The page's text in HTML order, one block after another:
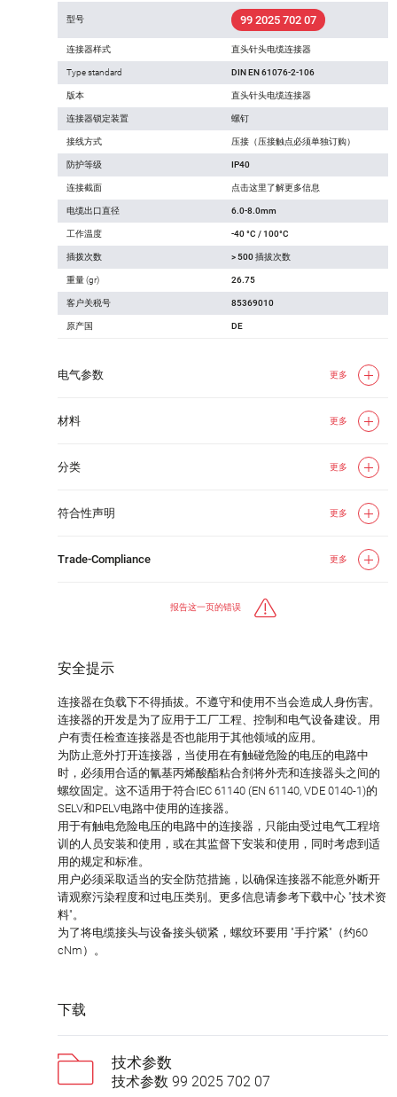
型号 99 2025 702 07
连接器样式 直头针头电缆连接器
Type standard DIN EN 61076-2-106
版本 直头针头电缆连接器
连接器锁定装置 螺钉
接线方式 压接（压接触点必须单独订购）
防护等级 IP40
连接截面 点击这里了解更多信息
电缆出口直径 6.0-8.0mm
工作温度 -40 °C / 100°C
插拨次数 > 500 插拔次数
重量 (gr) 26.75
客户关税号 85369010
原产国 DE
电气参数 更多
材料 更多
分类 更多
符合性声明 更多
Trade-Compliance 更多
报告这一页的错误
安全提示
连接器在负载下不得插拔。不遵守和使用不当会造成人身伤害。
连接器的开发是为了应用于工厂工程、控制和电气设备建设。用
户有责任检查连接器是否也能用于其他领域的应用。
为防止意外打开连接器，当使用在有触碰危险的电压的电路中
时，必须用合适的氰基丙烯酸酯粘合剂将外壳和连接器头之间的
螺纹固定。这不适用于符合IEC 61140 (EN 61140, VDE 0140-1)的
SELV和PELV电路中使用的连接器。
用于有触电危险电压的电路中的连接器，只能由受过电气工程培
训的人员安装和使用，或在其监督下安装和使用，同时考虑到适
用的规定和标准。
用户必须采取适当的安全防范措施，以确保连接器不能意外断开
请观察污染程度和过电压类别。更多信息请参考下载中心 "技术资
料"。
为了将电缆接头与设备接头锁紧，螺纹环要用 "手拧紧"（约60
cNm）。
下载
技术参数
技术参数 99 2025 702 07